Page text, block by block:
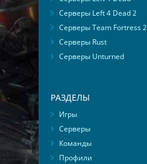
Серверы Left 4 Dead 2
Серверы Team Fortress 2
Серверы Rust
Серверы Unturned
РАЗДЕЛЫ
Игры
Серверы
Команды
Профили